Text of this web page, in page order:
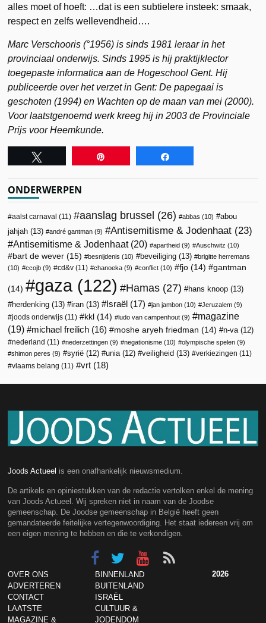
alles moet of hoeft: …dat is een subtielere insteek: smaak,
respect en zelfs wellevendheid….
Marc Verschooris (°1956) is sinds 1981 leraar in het
provinciaal onderwijs. Sinds 1995 is hij praktijklector
toegepaste informatica aan de Hogeschool Gent. Hij
publiceerde over het verzet in Gent: De papegaai is
geschoten (1994) en Wachten op de maan van mei (2000).
Voor laatstgenoemd werk kreeg hij in 2003 de Provinciale
Prijs voor Heemkunde.
ONDERWERPEN
aalst carnaval (11) aanslag brussel (26) abbas (10)
abou
jahjah (13) andré gantman (9) Antisemitisme & Jodenhaat (23)
Antisemitisme & Jodenhaat(20) apartheid (9) Auschwitz (10)
bart de wever (15) besnijdenis (10) beveiliging (13)
brigitte herremans
(10)
ccojb (9) cd&v (11) chanoeka (9) conflict (10) fjo (14) gantman
(14) gaza (122) Hamas (27) hans knoop (13)
herdenking (13) iran (13) Israël (17) jan jambon (10) Jeruzalem (9)
joods onderwijs (11) kkl (14) ludo van campenhout (9)
magazine
(19)
michael freilich (16) moshe aryeh friedman (14) n-va (12)
nederland (11) nederzettingen (9) negationisme (10) olympische spelen (9)
shimon peres (9) syrië (12) unia (12) veiligheid (13) verkiezingen (11)
vlaams belang (11) vrt (18)
Joods Actueel is een onafhankelijk nieuwsmedium.
De artikels en opiniestukken van de redactie vertolken enkel de mening
van Joods Actueel. Wij spreken niet in naam van de Joodse
gemeenschap. De Joodse gemeenschap in België heeft geen
gemandateerde feitelijke vertegenwoordiging. Het staat iedereen vrij om
een eigen mening te hebben en die te verkondigen.
OVER ONS
ADVERTEREN
CONTACT
LAATSTE
MAGAZINE &
BINNENLAND
BUITENLAND
ISRAËL
CULTUUR &
JODENDOM
2026